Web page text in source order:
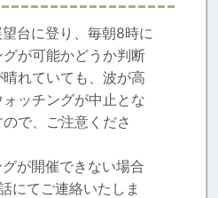
台に登り、毎朝8時に
が可能かどうか判断
れていても、波が高
ッチングが中止とな
で、ご注意くださ
が開催できない場合
にてご連絡いたしま